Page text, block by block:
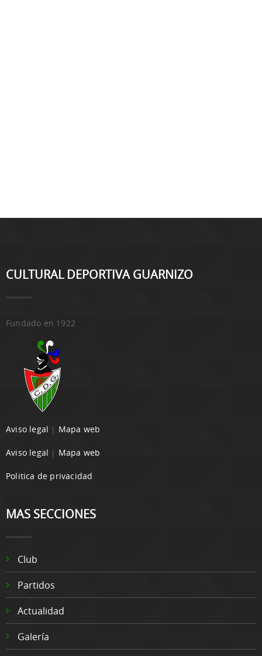
CULTURAL DEPORTIVA GUARNIZO
Fundado en 1922
Aviso legal | Mapa web
Aviso legal | Mapa web
Politica de privacidad
MAS SECCIONES
Club
Partidos
Actualidad
Galería